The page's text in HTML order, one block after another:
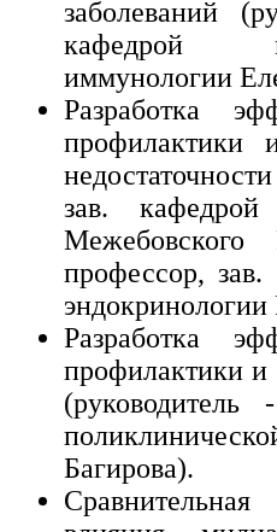
заболеваний
кафедрой
иммунологии
Разработка
профилактики
зав.
профессор, зав.
Разработка
профилактики и
Багирова).